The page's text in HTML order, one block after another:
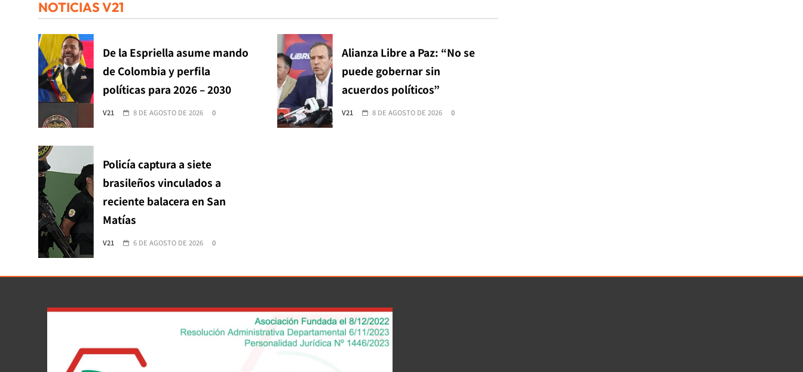
NOTICIAS V21
De la Espriella asume mando
de Colombia y perfila
políticas para 2026 – 2030
V21 8 DE AGOSTO DE 2026 0
Alianza Libre a Paz: “No se
puede gobernar sin
acuerdos políticos”
V21 8 DE AGOSTO DE 2026 0
Policía captura a siete
brasileños vinculados a
reciente balacera en San
Matías
V21 6 DE AGOSTO DE 2026 0